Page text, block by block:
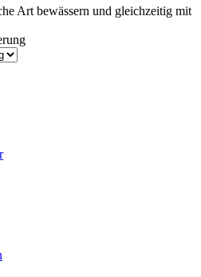
Art bewässern und gleichzeitig mit